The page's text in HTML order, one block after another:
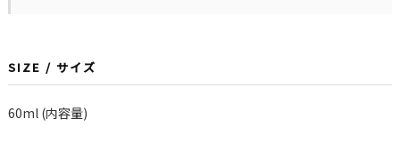
SIZE / サイズ
60ml (内容量)